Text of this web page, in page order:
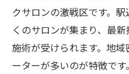
クサロンの激戦区です。
くのサロンが集まり、最
施術が受けられます。地
ーターが多いのが特徴です。